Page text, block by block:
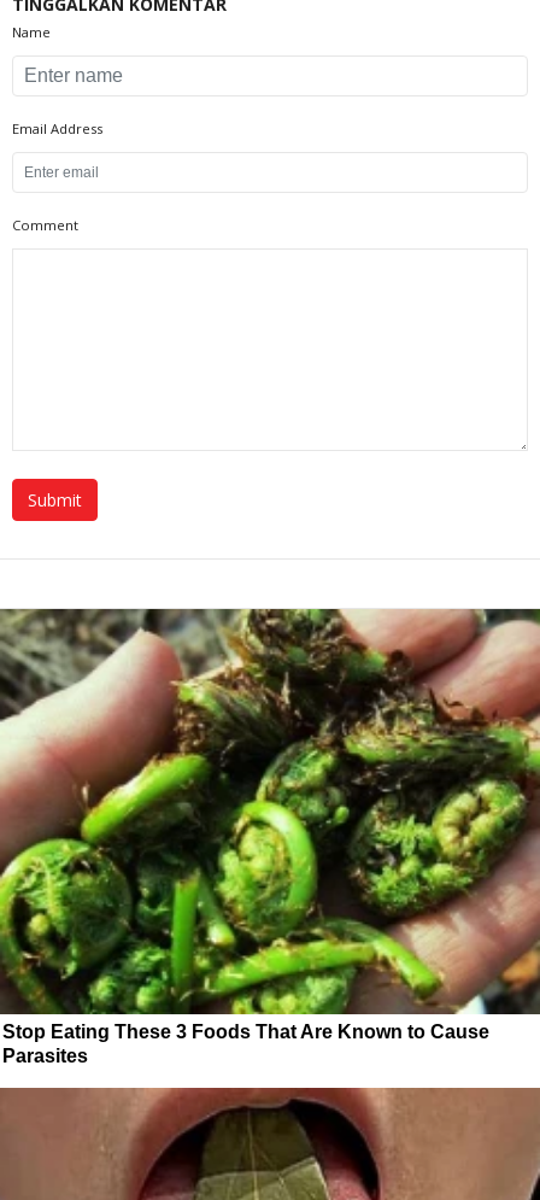
Name
Email Address
Comment
Stop Eating These 3 Foods That Are Known to Cause
Parasites